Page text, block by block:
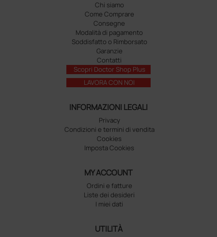
Chi siamo
Come Comprare
Consegne
Modalità di pagamento
Soddisfatto o Rimborsato
Garanzie
Contatti
Scopri Doctor Shop Plus
LAVORA CON NOI
INFORMAZIONI LEGALI
Privacy
Condizioni e termini di vendita
Cookies
Imposta Cookies
MY ACCOUNT
Ordini e fatture
Liste dei desideri
I miei dati
UTILITÀ